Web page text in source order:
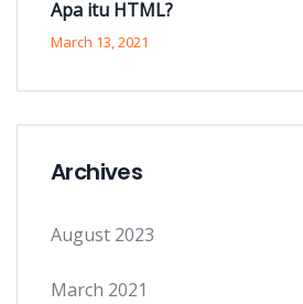
Apa itu HTML?
March 13, 2021
Archives
August 2023
March 2021